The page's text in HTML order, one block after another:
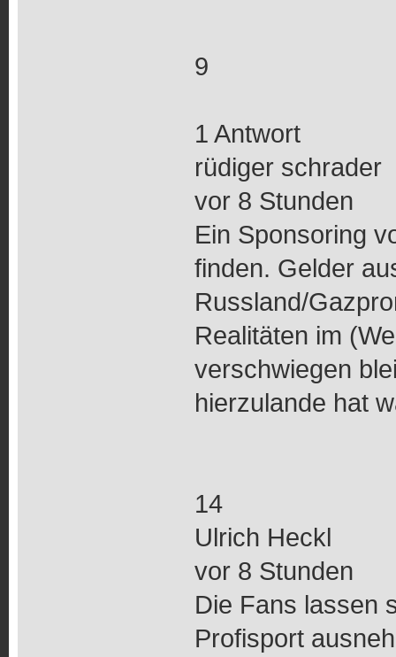
9
1 Antwort
rüdiger schrader
vor 8 Stunden
Ein Sponsoring
finden. Gelder
Russland/
Realitäten im
verschwiegen
hierzulande hat
14
Ulrich Heckl
vor 8 Stunden
Die Fans lassen
Profisport